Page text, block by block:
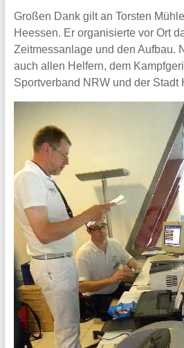
Großen Dank gilt an Torsten
Heessen. Er organisierte vor Ort
Zeitmessanlage und den Aufbau.
auch allen Helfern, dem
Sportverband NRW und der Stadt